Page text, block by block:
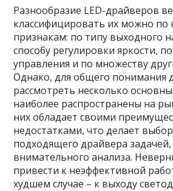
Разнообразие LED-драйверов
классифицировать их можно по
признакам: по типу выходного
способу регулировки яркости,
управления и по множеству
Однако, для общего понимания
рассмотреть несколько
наиболее распространены на
них обладает своими
недостатками, что делает
подходящего драйвера
внимательного анализа.
привести к неэффективной
худшем случае – к выходу